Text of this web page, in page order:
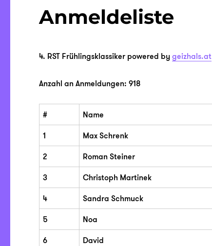
Anmeldeliste
4. RST Frühlingsklassiker powered bygeizhals.at
Anzahl an Anmeldungen: 918
# Name
1 Max Schrenk
2 Roman Steiner
3 Christoph Martinek
4 Sandra Schmuck
5 Noa
6 David